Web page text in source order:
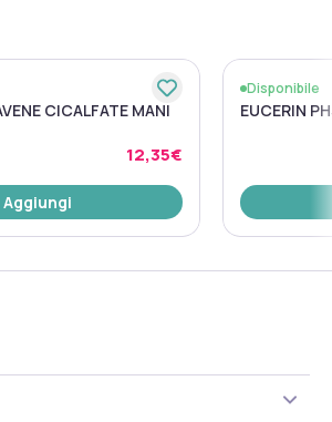
CICALFATE MANI
12,35€
Aggiungi
Disponibile
EUCERIN